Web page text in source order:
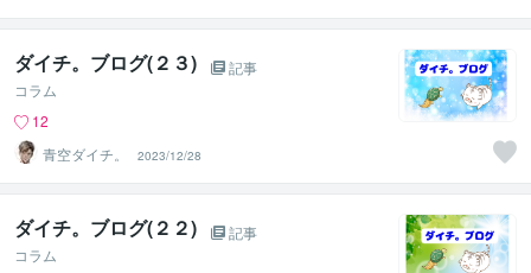
ダイチ。ブログ(２３)
記事
コラム
12
青空ダイチ。
2023/12/28
ダイチ。ブログ(２２)
記事
コラム